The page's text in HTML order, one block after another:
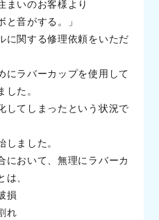
まいのお客様より
と音がする。」
に関する修理依頼をいただ
にラバーカップを使用して
した。
してしまったという状況で
ました。
において、無理にラバーカ
、
損
れ